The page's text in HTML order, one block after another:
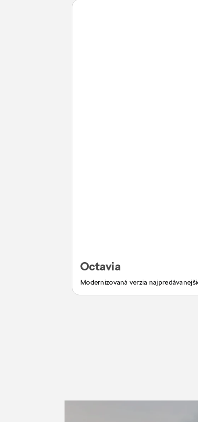
Octavia
Modernizovaná verzia